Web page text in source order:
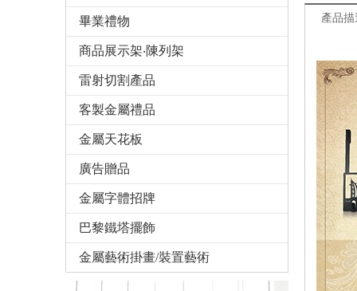
畢業禮物
商品展示架‧陳列架
雷射切割產品
客製金屬禮品
金屬天花板
廣告贈品
金屬字體招牌
巴黎鐵塔擺飾
金屬藝術掛畫/裝置藝術
產品描